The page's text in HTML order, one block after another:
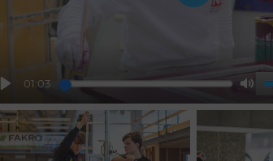
Play
01:03
Play